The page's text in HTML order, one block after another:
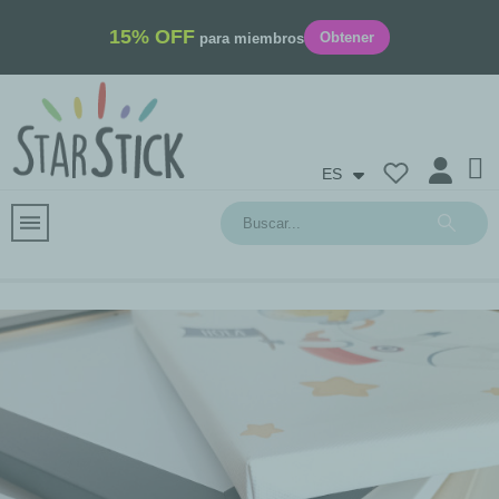
15% OFF para miembros Obtener
ES